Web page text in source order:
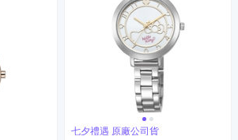
七夕禮遇 原廠公司貨